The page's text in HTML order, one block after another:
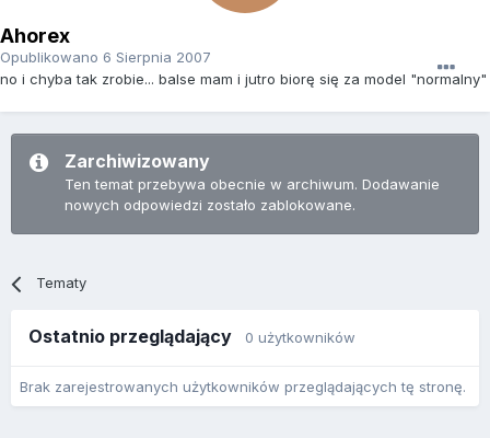
Ahorex
Opublikowano 6 Sierpnia 2007
no i chyba tak zrobie... balse mam i jutro biorę się za model "normalny"
Zarchiwizowany
Ten temat przebywa obecnie w archiwum. Dodawanie
nowych odpowiedzi zostało zablokowane.
Tematy
Ostatnio przeglądający 0 użytkowników
Brak zarejestrowanych użytkowników przeglądających tę stronę.